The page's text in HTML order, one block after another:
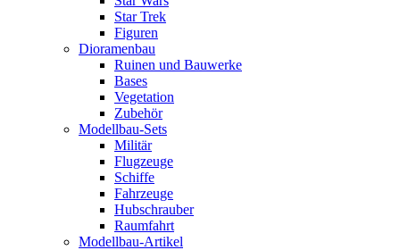
Star Trek
Figuren
Dioramenbau
Ruinen und Bauwerke
Bases
Vegetation
Zubehör
Modellbau-Sets
Militär
Flugzeuge
Schiffe
Fahrzeuge
Hubschrauber
Raumfahrt
Modellbau-Artikel